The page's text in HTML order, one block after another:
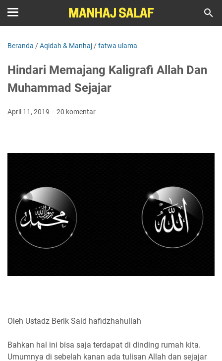
Beranda /Aqidah & Manhaj /fatwa ulama
Hindari Memajang Kaligrafi Allah Dan
Muhammad Sejajar
April 11, 2019 20 komentar
Oleh Ustadz Berik Said hafidzhahullah
Bahkan hal ini bisa saja terdapat di dinding rumah kita.
Umumnya di sebelah kanan ada tulisan Allah dan sejajar